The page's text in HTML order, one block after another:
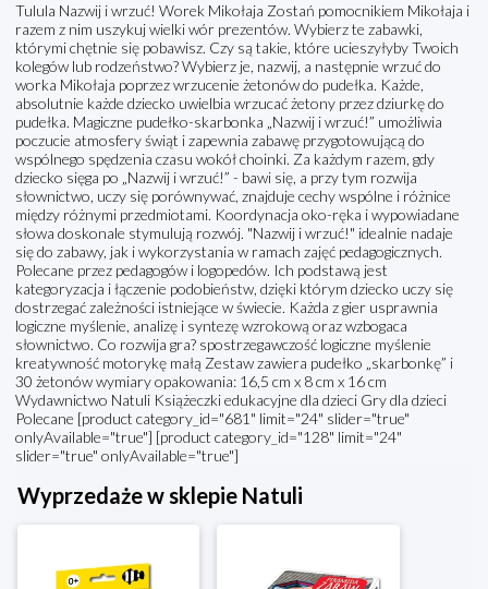
Tulula Nazwij i wrzuć! Worek Mikołaja Zostań pomocnikiem Mikołaja i
razem z nim uszykuj wielki wór prezentów. Wybierz te zabawki,
którymi chętnie się pobawisz. Czy są takie, które ucieszyłyby Twoich
kolegów lub rodzeństwo? Wybierz je, nazwij, a następnie wrzuć do
worka Mikołaja poprzez wrzucenie żetonów do pudełka. Każde,
absolutnie każde dziecko uwielbia wrzucać żetony przez dziurkę do
pudełka. Magiczne pudełko-skarbonka „Nazwij i wrzuć!” umożliwia
poczucie atmosfery świąt i zapewnia zabawę przygotowującą do
wspólnego spędzenia czasu wokół choinki. Za każdym razem, gdy
dziecko sięga po „Nazwij i wrzuć!” - bawi się, a przy tym rozwija
słownictwo, uczy się porównywać, znajduje cechy wspólne i różnice
między różnymi przedmiotami. Koordynacja oko-ręka i wypowiadane
słowa doskonale stymulują rozwój. "Nazwij i wrzuć!" idealnie nadaje
się do zabawy, jak i wykorzystania w ramach zajęć pedagogicznych.
Polecane przez pedagogów i logopedów. Ich podstawą jest
kategoryzacja i łączenie podobieństw, dzięki którym dziecko uczy się
dostrzegać zależności istniejące w świecie. Każda z gier usprawnia
logiczne myślenie, analizę i syntezę wzrokową oraz wzbogaca
słownictwo. Co rozwija gra? spostrzegawczość logiczne myślenie
kreatywność motorykę małą Zestaw zawiera pudełko „skarbonkę” i
30 żetonów wymiary opakowania: 16,5 cm x 8 cm x 16 cm
Wydawnictwo Natuli Książeczki edukacyjne dla dzieci Gry dla dzieci
Polecane [product category_id="681" limit="24" slider="true"
onlyAvailable="true"] [product category_id="128" limit="24"
slider="true" onlyAvailable="true"]
Wyprzedaże w sklepie Natuli